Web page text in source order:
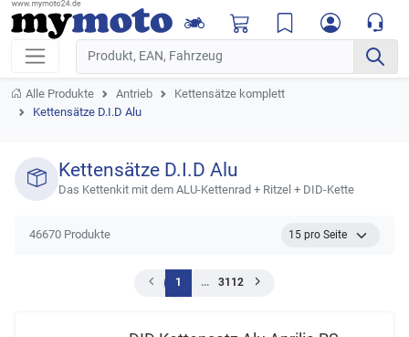
Alle Produkte Antrieb
Kettensätze komplett
Kettensätze D.I.D Alu
Kettensätze D.I.D Alu
Das Kettenkit mit dem ALU-Kettenrad + Ritzel + DID-Kette
46670 Produkte
1 ... 3112